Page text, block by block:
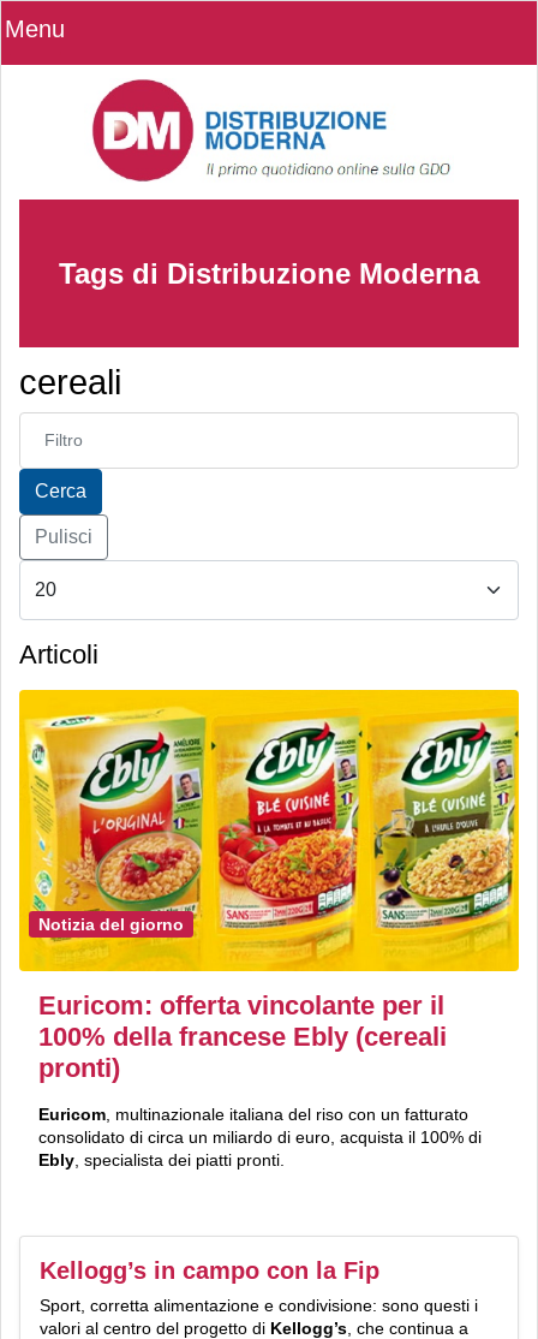
Menu
Tags di Distribuzione Moderna
cereali
Inserisci parte del titolo
Cerca
Pulisci
Articoli
Notizia del giorno
Euricom: offerta vincolante per il
100% della francese Ebly (cereali
pronti)
Euricom , multinazionale italiana del riso con un fatturato
consolidato di circa un miliardo di euro, acquista il 100% di
Ebly , specialista dei piatti pronti.
Kellogg’s in campo con la Fip
Sport, corretta alimentazione e condivisione: sono questi i
valori al centro del progetto di Kellogg’s , che continua a